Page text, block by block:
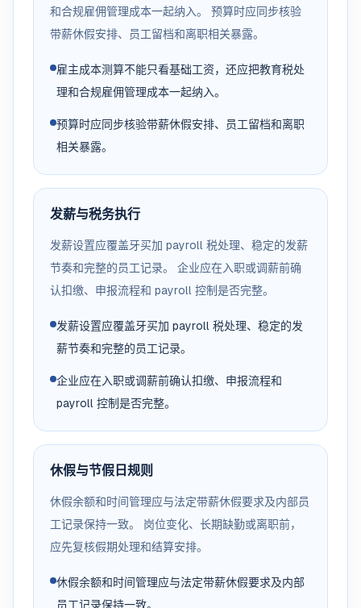
和合规雇佣管理成本一起纳入。 预算时应同步核验
带薪休假安排、员工留档和离职相关暴露。
雇主成本测算不能只看基础工资，还应把教育税处
理和合规雇佣管理成本一起纳入。
预算时应同步核验带薪休假安排、员工留档和离职
相关暴露。
发薪与税务执行
发薪设置应覆盖牙买加 payroll 税处理、稳定的发薪
节奏和完整的员工记录。 企业应在入职或调薪前确
认扣缴、申报流程和 payroll 控制是否完整。
发薪设置应覆盖牙买加 payroll 税处理、稳定的发
薪节奏和完整的员工记录。
企业应在入职或调薪前确认扣缴、申报流程和
payroll 控制是否完整。
休假与节假日规则
休假余额和时间管理应与法定带薪休假要求及内部员
工记录保持一致。 岗位变化、长期缺勤或离职前，
应先复核假期处理和结算安排。
休假余额和时间管理应与法定带薪休假要求及内部
员工记录保持一致。